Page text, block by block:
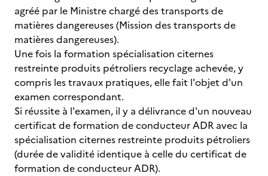
agréé par le Ministre chargé des transports de
matières dangereuses (Mission des transports de
matières dangereuses).
Une fois la formation spécialisation citernes
restreinte produits pétroliers recyclage achevée, y
compris les travaux pratiques, elle fait l'objet d'un
examen correspondant.
Si réussite à l'examen, il y a délivrance d'un nouveau
certificat de formation de conducteur ADR avec la
spécialisation citernes restreinte produits pétroliers
(durée de validité identique à celle du certificat de
formation de conducteur ADR).